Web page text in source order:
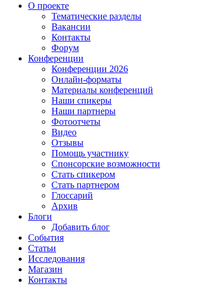
О проекте
Тематические разделы
Вакансии
Контакты
Форум
Конференции
Конференции 2026
Онлайн-форматы
Материалы конференций
Наши спикеры
Наши партнеры
Фотоотчеты
Видео
Отзывы
Помощь участнику
Спонсорские возможности
Стать спикером
Стать партнером
Глоссарий
Архив
Блоги
Добавить блог
События
Статьи
Исследования
Магазин
Контакты